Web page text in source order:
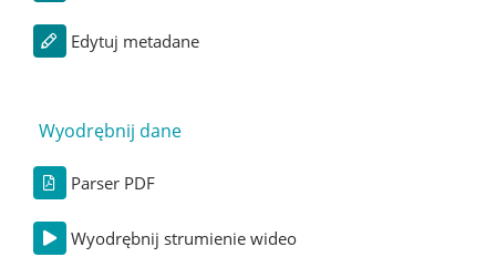
Edytuj metadane
Wyodrębnij dane
Parser PDF
Wyodrębnij strumienie wideo